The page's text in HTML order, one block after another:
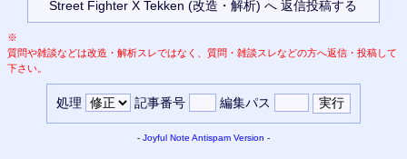
※
質問や雑談などは改造・解析スレではなく、質問・雑談スレなどの方へ返信・投稿して
下さい。
処理 記事番号 編集パス
- Joyful Note Antispam Version -